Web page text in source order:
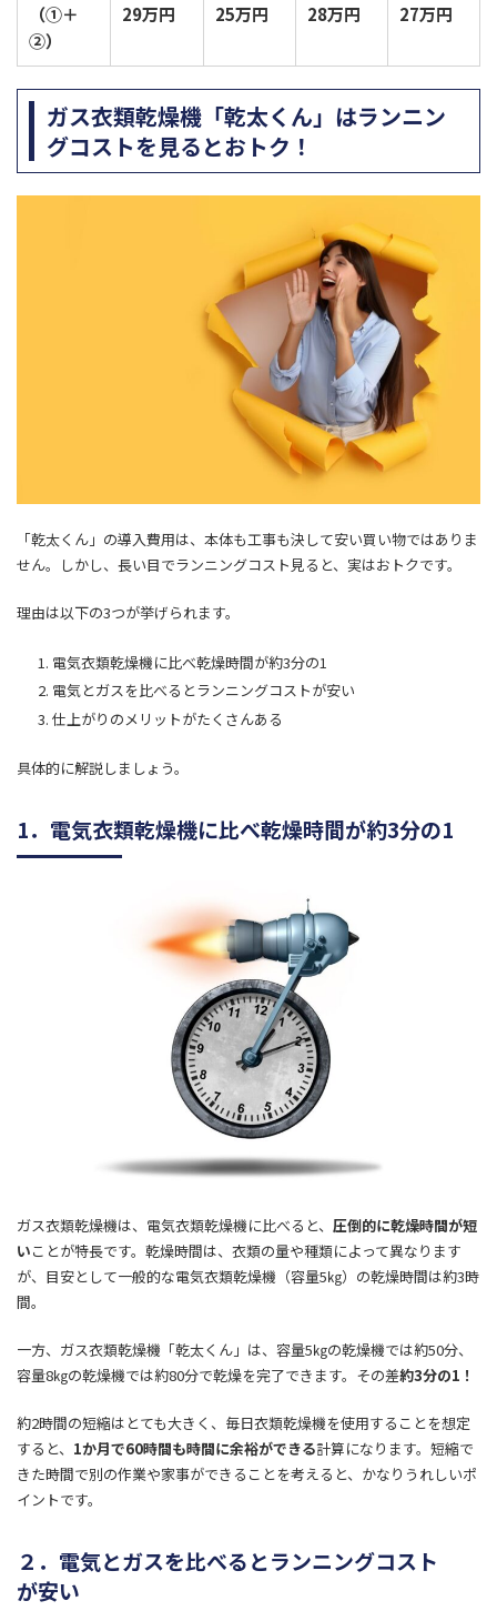
（①＋
②）
29万円
25万円
28万円
27万円
ガス衣類乾燥機「乾太くん」はランニン
グコストを見るとおトク！
「乾太くん」の導入費用は、本体も工事も決して安い買い物ではありま
せん。しかし、長い目でランニングコスト見ると、実はおトクです。
理由は以下の3つが挙げられます。
電気衣類乾燥機に比べ乾燥時間が約3分の1
電気とガスを比べるとランニングコストが安い
仕上がりのメリットがたくさんある
具体的に解説しましょう。
1．電気衣類乾燥機に比べ乾燥時間が約3分の1
ガス衣類乾燥機は、電気衣類乾燥機に比べると、 圧倒的に乾燥時間が短
いことが特長です。乾燥時間は、衣類の量や種類によって異なります
が、目安として一般的な電気衣類乾燥機（容量5㎏）の乾燥時間は約3時
間。
一方、ガス衣類乾燥機「乾太くん」は、容量5㎏の乾燥機では約50分、
容量8㎏の乾燥機では約80分で乾燥を完了できます。その差約3分の1！
約2時間の短縮はとても大きく、毎日衣類乾燥機を使用することを想定
すると、 1か月で60時間も時間に余裕ができる計算になります。短縮で
きた時間で別の作業や家事ができることを考えると、かなりうれしいポ
イントです。
２．電気とガスを比べるとランニングコスト
が安い